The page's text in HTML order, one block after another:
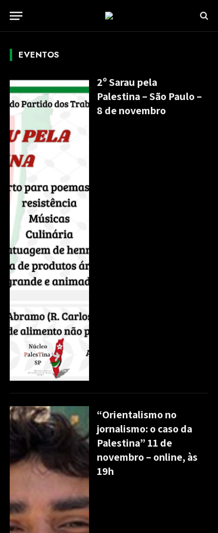
EVENTOS
2º Sarau pela
Palestina – São Paulo –
8 de novembro
“Orientalismo no
jornalismo: o caso da
Palestina” 11 de
novembro – online, às
19h